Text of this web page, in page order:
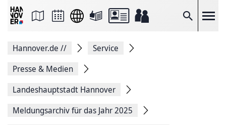
Suche
Seite
Facebook
teilen
Seitenlink
Seite
Hannover.de //
Service
Presse & Medien
Landeshauptstadt Hannover
Meldungsarchiv für das Jahr 2025